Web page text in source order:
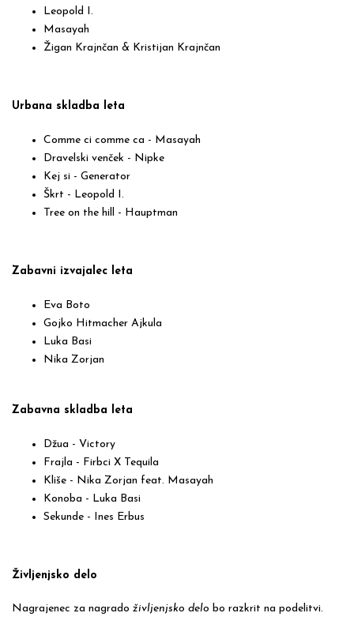
Leopold I.
Masayah
Žigan Krajnčan & Kristijan Krajnčan
Urbana skladba leta
Comme ci comme ca - Masayah
Dravelski venček - Nipke
Kej si - Generator
Škrt - Leopold I.
Tree on the hill - Hauptman
Zabavni izvajalec leta
Eva Boto
Gojko Hitmacher Ajkula
Luka Basi
Nika Zorjan
Zabavna skladba leta
Džua - Victory
Frajla - Firbci X Tequila
Kliše - Nika Zorjan feat. Masayah
Konoba - Luka Basi
Sekunde - Ines Erbus
Življenjsko delo
Nagrajenec za nagrado življenjsko delo bo razkrit na podelitvi.